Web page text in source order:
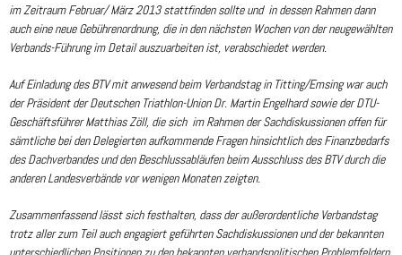
im Zeitraum Februar/ März 2013 stattfinden sollte und in dessen Rahmen dann
auch eine neue Gebührenordnung, die in den nächsten Wochen von der neugewählten
Verbands-Führung im Detail auszuarbeiten ist, verabschiedet werden.
Auf Einladung des BTV mit anwesend beim Verbandstag in Titting/Emsing war auch
der Präsident der Deutschen Triathlon-Union Dr. Martin Engelhard sowie der DTU-
Geschäftsführer Matthias Zöll, die sich im Rahmen der Sachdiskussionen offen für
sämtliche bei den Delegierten aufkommende Fragen hinsichtlich des Finanzbedarfs
des Dachverbandes und den Beschlussabläufen beim Ausschluss des BTV durch die
anderen Landesverbände vor wenigen Monaten zeigten.
Zusammenfassend lässt sich festhalten, dass der außerordentliche Verbandstag
trotz aller zum Teil auch engagiert geführten Sachdiskussionen und der bekannten